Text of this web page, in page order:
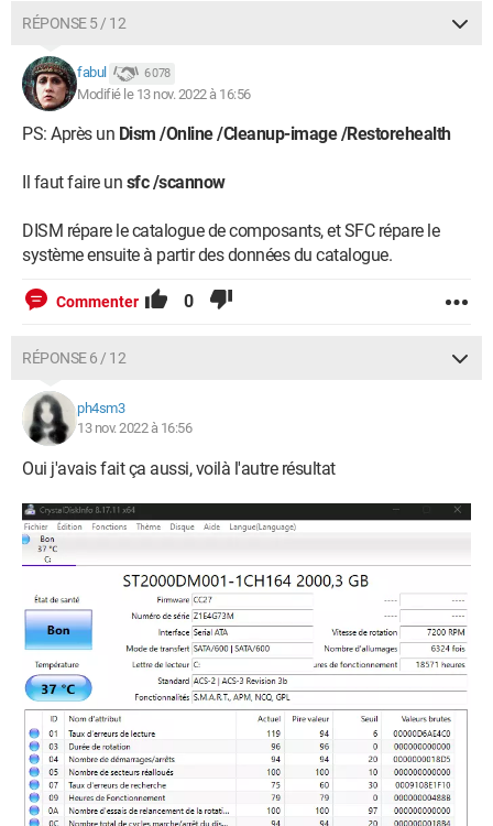
RÉPONSE 5 / 12
fabul 6 078
Modifié le 13 nov. 2022 à 16:56
PS: Après un Dism /Online /Cleanup-image /Restorehealth
Il faut faire un sfc /scannow
DISM répare le catalogue de composants, et SFC répare le
système ensuite à partir des données du catalogue.
Commenter 0
RÉPONSE 6 / 12
ph4sm3
13 nov. 2022 à 16:56
Oui j'avais fait ça aussi, voilà l'autre résultat